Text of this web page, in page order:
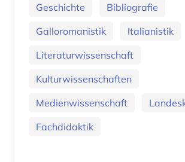
Geschichte
Bibliografie
Galloromanistik
Italianistik
Literaturwissenschaft
Kulturwissenschaften
Medienwissenschaft
Fachdidaktik